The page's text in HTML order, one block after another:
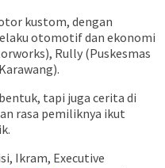
kustom, dengan
otomotif dan ekonomi
Rully (Puskesmas
tapi juga cerita di
rasa pemiliknya ikut
Ikram, Executive